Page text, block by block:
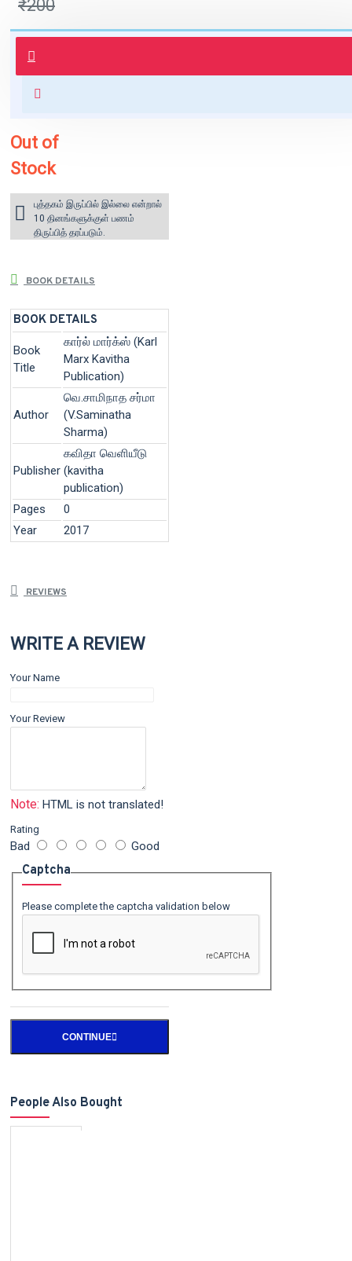
₹200
புத்தகம் 3 - 7 நாட்களில் அனுப்பி
வைக்கப்படும்.
for orders above ₹1000 within
Out of
Stock
புத்தகம் இருப்பில் இல்லை என்றால்
10 தினங்களுக்குள் பணம்
திருப்பித் தரப்படும்.
BOOK DETAILS
BOOK DETAILS
Book
Title
கார்ல் மார்க்ஸ் (Karl
Marx Kavitha
Publication)
Author
வெ.சாமிநாத சர்மா
(V.Saminatha
Sharma)
Publisher
கவிதா வெளியீடு
(kavitha
publication)
Pages
0
Year
2017
REVIEWS
WRITE A REVIEW
Your Name
Your Review
Note: HTML is not translated!
Rating
Bad Good
Captcha
Please complete the captcha validation below
CONTINUE
People Also Bought